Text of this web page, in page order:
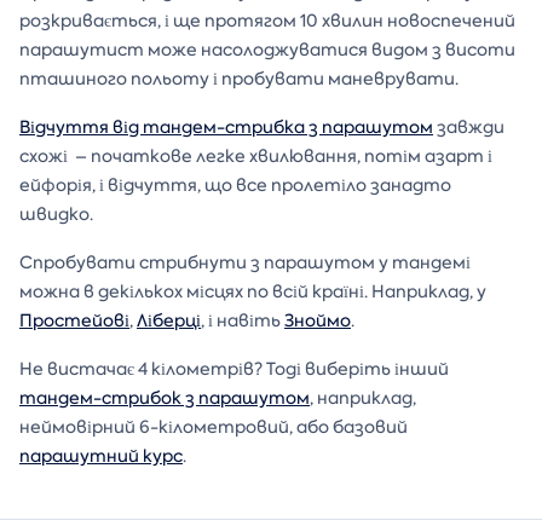
розкривається, і ще протягом 10 хвилин новоспечений
парашутист може насолоджуватися видом з висоти
пташиного польоту і пробувати маневрувати.
Відчуття від тандем-стрибка з парашутом завжди
схожі – початкове легке хвилювання, потім азарт і
ейфорія, і відчуття, що все пролетіло занадто
швидко.
Спробувати стрибнути з парашутом у тандемі
можна в декількох місцях по всій країні. Наприклад, у
Простейові,Ліберці, і навітьЗноймо.
Не вистачає 4 кілометрів? Тоді виберіть інший
тандем-стрибок з парашутом, наприклад,
неймовірний 6-кілометровий, або базовий
парашутний курс.